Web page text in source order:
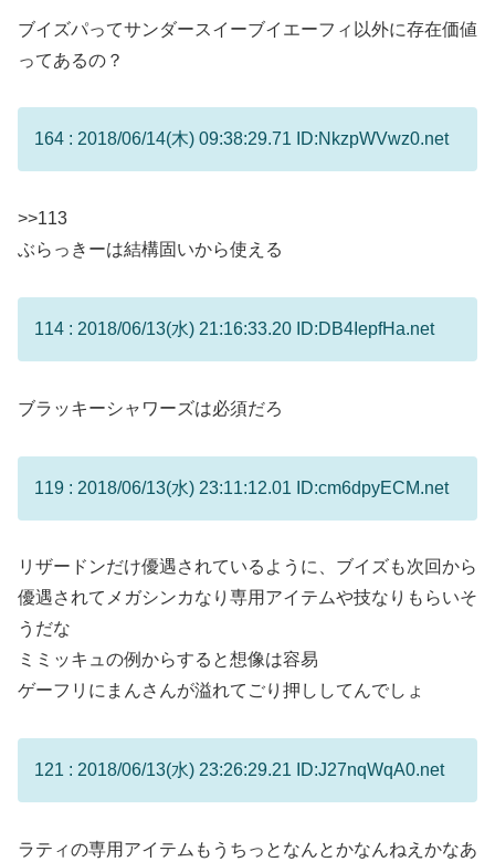
ブイズパってサンダースイーブイエーフィ以外に存在価値
ってあるの？
164 : 2018/06/14(木) 09:38:29.71 ID:NkzpWVwz0.net
>>113
ぶらっきーは結構固いから使える
114 : 2018/06/13(水) 21:16:33.20 ID:DB4IepfHa.net
ブラッキーシャワーズは必須だろ
119 : 2018/06/13(水) 23:11:12.01 ID:cm6dpyECM.net
リザードンだけ優遇されているように、ブイズも次回から
優遇されてメガシンカなり専用アイテムや技なりもらいそ
うだな
ミミッキュの例からすると想像は容易
ゲーフリにまんさんが溢れてごり押ししてんでしょ
121 : 2018/06/13(水) 23:26:29.21 ID:J27nqWqA0.net
ラティの専用アイテムもうちっとなんとかなんねえかなあ